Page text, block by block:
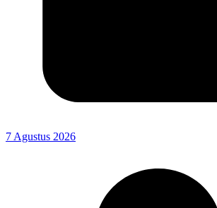
7 Agustus 2026